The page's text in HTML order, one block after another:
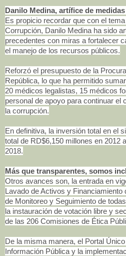
Danilo Medina, artífice de
Es propicio recordar que con el
Corrupción, Danilo Medina ha sido
precedentes con miras a fortalecer
el manejo de los recursos públicos.
Reforzó el presupuesto de la
República, lo que ha permitido
20 médicos legalistas, 15 médicos
personal de apoyo para continuar el
la corrupción.
En definitiva, la inversión total en el
total de RD$6,150 millones en 2012
2018.
Más que transparentes, somos
Otros avances son, la entrada en
Lavado de Activos y Financiamiento
de Monitoreo y Seguimiento de
la instauración de votación libre y
de las 206 Comisiones de Ética
De la misma manera, el Portal
Información Pública y la